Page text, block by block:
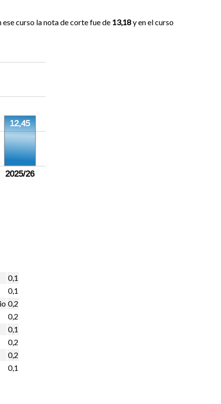
curso la nota de corte fue de 13,18y en el curso
12,45
2025/26
0,1
0,1
0,2
0,2
0,1
0,2
0,2
0,1